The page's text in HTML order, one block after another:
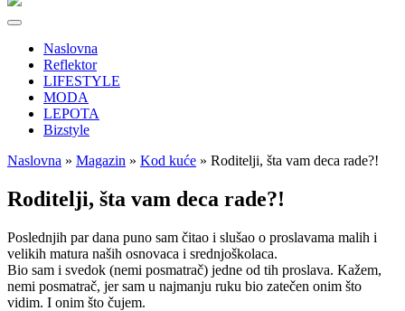
Naslovna
Reflektor
LIFESTYLE
MODA
LEPOTA
Bizstyle
Naslovna » Magazin » Kod kuće » Roditelji, šta vam deca rade?!
Roditelji, šta vam deca rade?!
Poslednjih par dana puno sam čitao i slušao o proslavama malih i
velikih matura naših osnovaca i srednjoškolaca.
Bio sam i svedok (nemi posmatrač) jedne od tih proslava. Kažem,
nemi posmatrač, jer sam u najmanju ruku bio zatečen onim što
vidim. I onim što čujem.